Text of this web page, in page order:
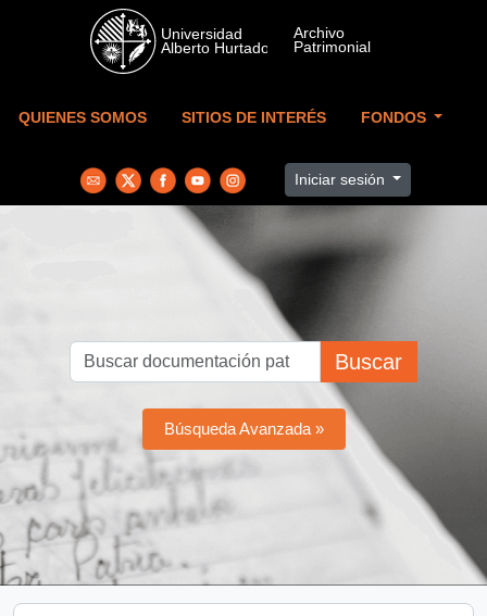
Skip to main content
QUIENES SOMOS SITIOS DE INTERÉS FONDOS
Iniciar sesión
Buscar
Búsqueda Avanzada »